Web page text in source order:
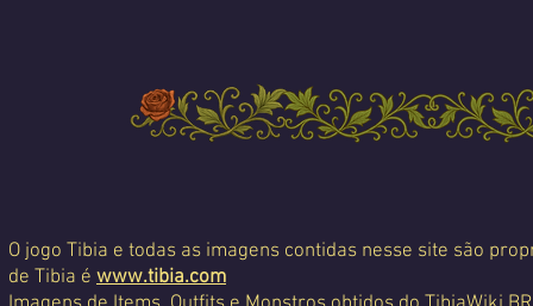
O jogo Tibia e todas as imagens contidas nesse site são
de Tibia é www.tibia.com